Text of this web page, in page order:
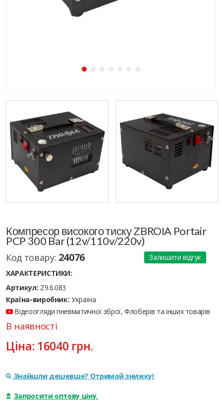
Компресор високого тиску ZBROIA Portair
PCP 300 Bar (12v/110v/220v)
Код товару: 24076
Залишити відгук
ХАРАКТЕРИСТИКИ:
Артикул: Z9.6.083
Країна-виробник: Україна
Відеоогляди пневматичної зброї, Флоберів та інших товарів
В наявності
Ціна: 16040 грн.
Знайшли дешевше? Отримай знижку!
Запросити оптову ціну.